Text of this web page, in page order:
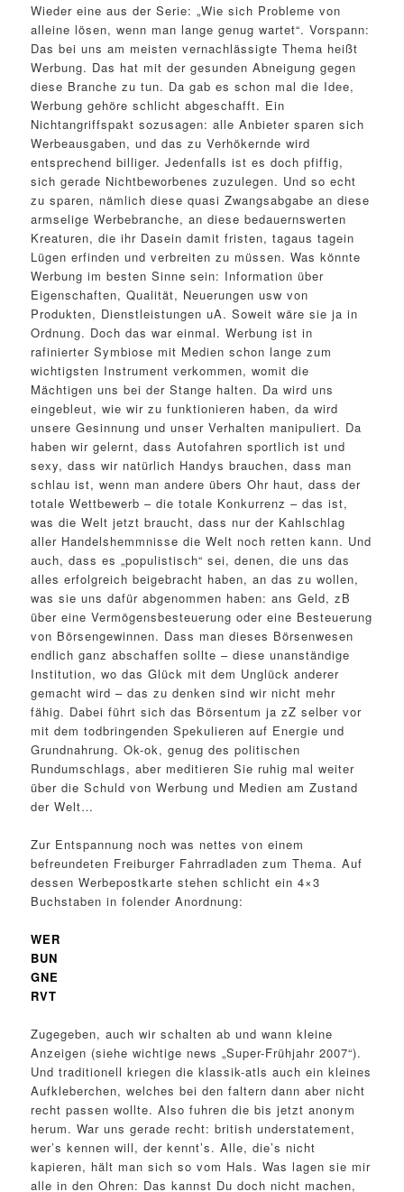
Wieder eine aus der Serie: „Wie sich Probleme von
alleine lösen, wenn man lange genug wartet“. Vorspann:
Das bei uns am meisten vernachlässigte Thema heißt
Werbung. Das hat mit der gesunden Abneigung gegen
diese Branche zu tun. Da gab es schon mal die Idee,
Werbung gehöre schlicht abgeschafft. Ein
Nichtangriffspakt sozusagen: alle Anbieter sparen sich
Werbeausgaben, und das zu Verhökernde wird
entsprechend billiger. Jedenfalls ist es doch pfiffig,
sich gerade Nichtbeworbenes zuzulegen. Und so echt
zu sparen, nämlich diese quasi Zwangsabgabe an diese
armselige Werbebranche, an diese bedauernswerten
Kreaturen, die ihr Dasein damit fristen, tagaus tagein
Lügen erfinden und verbreiten zu müssen. Was könnte
Werbung im besten Sinne sein: Information über
Eigenschaften, Qualität, Neuerungen usw von
Produkten, Dienstleistungen uA. Soweit wäre sie ja in
Ordnung. Doch das war einmal. Werbung ist in
rafinierter Symbiose mit Medien schon lange zum
wichtigsten Instrument verkommen, womit die
Mächtigen uns bei der Stange halten. Da wird uns
eingebleut, wie wir zu funktionieren haben, da wird
unsere Gesinnung und unser Verhalten manipuliert. Da
haben wir gelernt, dass Autofahren sportlich ist und
sexy, dass wir natürlich Handys brauchen, dass man
schlau ist, wenn man andere übers Ohr haut, dass der
totale Wettbewerb – die totale Konkurrenz – das ist,
was die Welt jetzt braucht, dass nur der Kahlschlag
aller Handelshemmnisse die Welt noch retten kann. Und
auch, dass es „populistisch“ sei, denen, die uns das
alles erfolgreich beigebracht haben, an das zu wollen,
was sie uns dafür abgenommen haben: ans Geld, zB
über eine Vermögensbesteuerung oder eine Besteuerung
von Börsengewinnen. Dass man dieses Börsenwesen
endlich ganz abschaffen sollte – diese unanständige
Institution, wo das Glück mit dem Unglück anderer
gemacht wird – das zu denken sind wir nicht mehr
fähig. Dabei führt sich das Börsentum ja zZ selber vor
mit dem todbringenden Spekulieren auf Energie und
Grundnahrung. Ok-ok, genug des politischen
Rundumschlags, aber meditieren Sie ruhig mal weiter
über die Schuld von Werbung und Medien am Zustand
der Welt…
Zur Entspannung noch was nettes von einem
befreundeten Freiburger Fahrradladen zum Thema. Auf
dessen Werbepostkarte stehen schlicht ein 4×3
Buchstaben in folender Anordnung:
WER
BUN
GNE
RVT
Zugegeben, auch wir schalten ab und wann kleine
Anzeigen (siehe wichtige news „Super-Frühjahr 2007“).
Und traditionell kriegen die klassik-atls auch ein kleines
Aufkleberchen, welches bei den faltern dann aber nicht
recht passen wollte. Also fuhren die bis jetzt anonym
herum. War uns gerade recht: british understatement,
wer’s kennen will, der kennt’s. Alle, die’s nicht
kapieren, hält man sich so vom Hals. Was lagen sie mir
alle in den Ohren: Das kannst Du doch nicht machen,